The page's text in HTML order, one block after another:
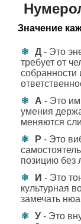
Значение
Д - Это
требует от
собранности
А - Это
умения
меняются
Р - Это
позицию без
И - Это
культурная
замечать
У - Это